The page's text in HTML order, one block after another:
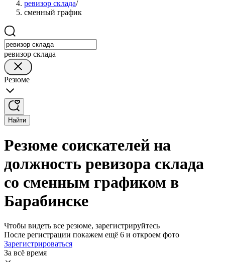
ревизор склада/
сменный график
ревизор склада
Резюме
Найти
Резюме соискателей на
должность ревизора склада
со сменным графиком в
Барабинске
Чтобы видеть все резюме, зарегистрируйтесь
После регистрации покажем ещё 6 и откроем фото
Зарегистрироваться
За всё время